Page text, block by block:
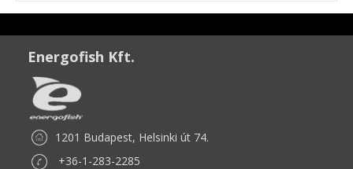
Energofish Kft.
1201 Budapest, Helsinki út 74.
+36-1-283-2285